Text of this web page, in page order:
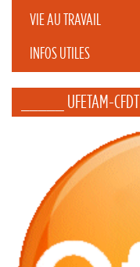
VIE AU TRAVAIL
INFOS UTILES
_____ UFETAM-CFDT